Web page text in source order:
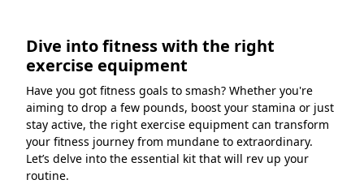
Dive into fitness with the right
exercise equipment
Have you got fitness goals to smash? Whether you're
aiming to drop a few pounds, boost your stamina or just
stay active, the right exercise equipment can transform
your fitness journey from mundane to extraordinary.
Let’s delve into the essential kit that will rev up your
routine.